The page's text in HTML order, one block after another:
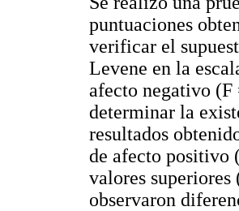
puntuaciones
verificar el
Levene en la
afecto negativo (F
determinar la
resultados
de afecto positivo
valores superiores
observaron